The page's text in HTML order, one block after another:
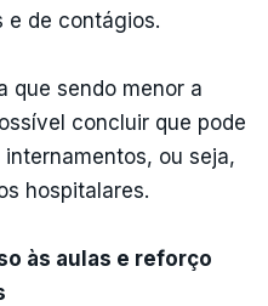
e de contágios.
que sendo menor a
concluir que pode
ou seja,
hospitalares.
às aulas e reforço